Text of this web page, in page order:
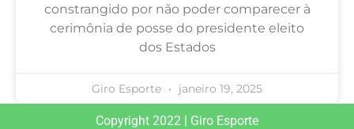
constrangido por não poder comparecer à
cerimônia de posse do presidente eleito
dos Estados
Giro Esporte janeiro 19, 2025
Copyright 2022 | Giro Esporte